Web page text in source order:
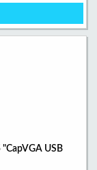
USB